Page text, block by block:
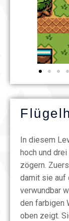
In diesem
hoch und
zögern.
damit sie auf
verwundbar
den farbigen
oben zeigt.